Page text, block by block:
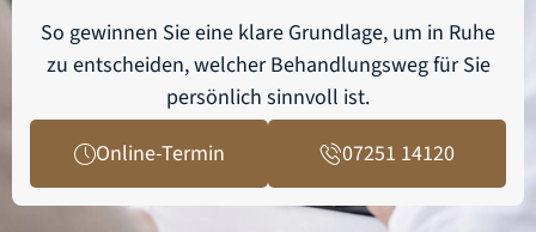
So gewinnen Sie eine klare Grundlage, um in Ruhe
zu entscheiden, welcher Behandlungsweg für Sie
persönlich sinnvoll ist.
Online-Termin
07251 14120